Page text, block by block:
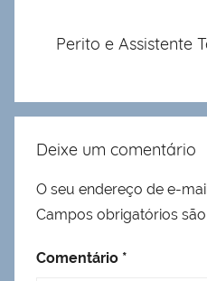
Perito e Assistente
Deixe um comentário
O seu endereço de e-
Campos obrigatórios
Comentário *